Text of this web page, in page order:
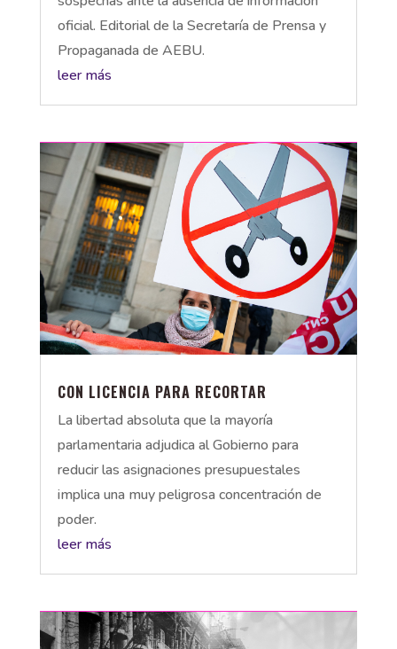
oficial. Editorial de la Secretaría de Prensa y
Propaganada de AEBU.
leer más
CON LICENCIA PARA RECORTAR
La libertad absoluta que la mayoría
parlamentaria adjudica al Gobierno para
reducir las asignaciones presupuestales
implica una muy peligrosa concentración de
poder.
leer más